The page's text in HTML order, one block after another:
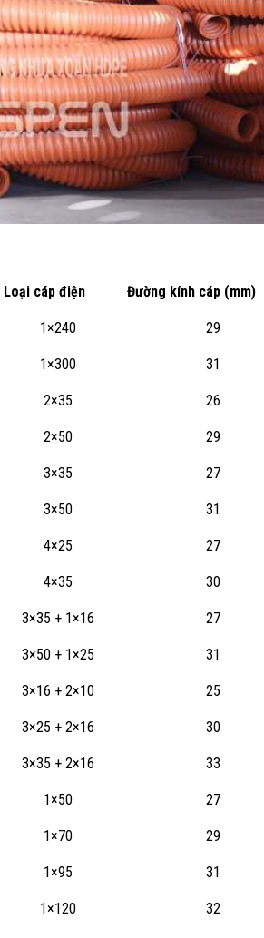
Loại cáp điện Đường kính cáp (mm)
1×240 29
1×300 31
2×35 26
2×50 29
3×35 27
3×50 31
4×25 27
4×35 30
3×35 + 1×16 27
3×50 + 1×25 31
3×16 + 2×10 25
3×25 + 2×16 30
3×35 + 2×16 33
1×50 27
1×70 29
1×95 31
1×120 32